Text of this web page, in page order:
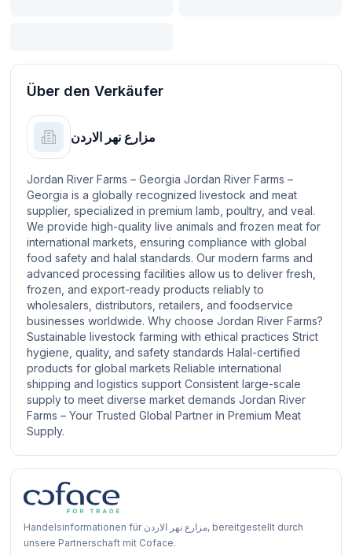
Über den Verkäufer
مزارع نهر الاردن
Jordan River Farms – Georgia Jordan River Farms –
Georgia is a globally recognized livestock and meat
supplier, specialized in premium lamb, poultry, and veal.
We provide high-quality live animals and frozen meat for
international markets, ensuring compliance with global
food safety and halal standards. Our modern farms and
advanced processing facilities allow us to deliver fresh,
frozen, and export-ready products reliably to
wholesalers, distributors, retailers, and foodservice
businesses worldwide. Why choose Jordan River Farms?
Sustainable livestock farming with ethical practices Strict
hygiene, quality, and safety standards Halal-certified
products for global markets Reliable international
shipping and logistics support Consistent large-scale
supply to meet diverse market demands Jordan River
Farms – Your Trusted Global Partner in Premium Meat
Supply.
Handelsinformationen für مزارع نهر الاردن, bereitgestellt durch
unsere Partnerschaft mit Coface.